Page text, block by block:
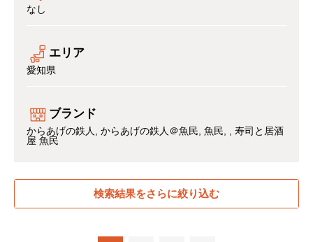
なし
エリア
愛知県
ブランド
からあげの鉄人 からあげの鉄人＠魚民 魚民
寿司と居酒
屋 魚民
検索結果をさらに絞り込む